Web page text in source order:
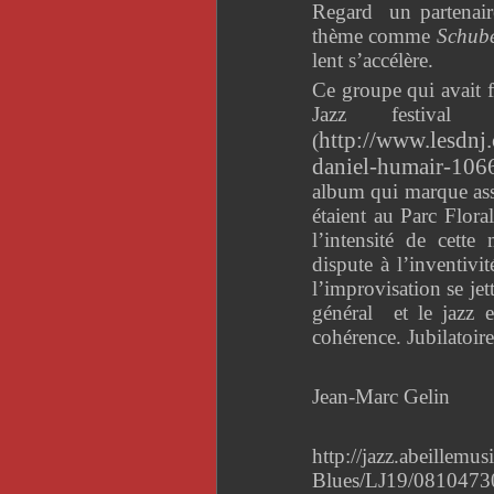
Regard un
thème comme
lent s’accélère.
Ce groupe qui avait
Jazz festival
(http://
daniel-humair-
album qui marque
étaient au Parc
l’intensité de cette
dispute à
l’improvisation se
général et le jazz
cohérence. Jubilatoire
Jean-Marc Gelin
http://
Blues/LJ19/